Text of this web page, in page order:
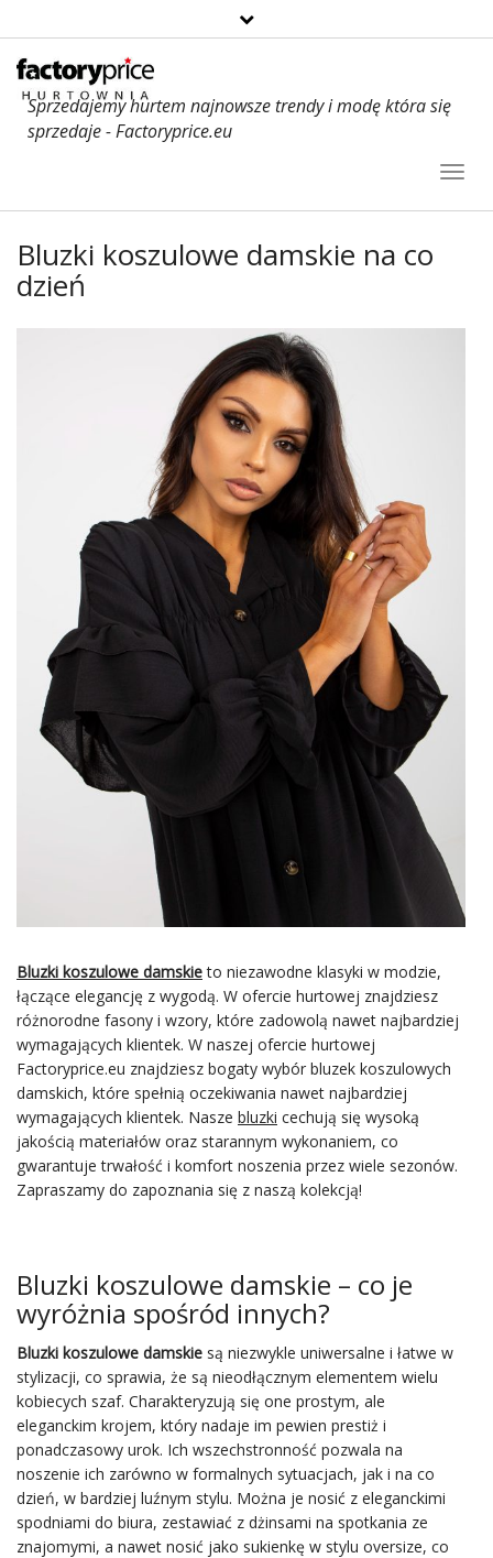
Sprzedajemy hurtem najnowsze trendy i modę która się
sprzedaje - Factoryprice.eu
Bluzki koszulowe damskie na co
dzień
Bluzki koszulowe damskieto niezawodne klasyki w modzie,
łączące elegancję z wygodą. W ofercie hurtowej znajdziesz
różnorodne fasony i wzory, które zadowolą nawet najbardziej
wymagających klientek. W naszej ofercie hurtowej
Factoryprice.eu znajdziesz bogaty wybór bluzek koszulowych
damskich, które spełnią oczekiwania nawet najbardziej
wymagających klientek. Nasze bluzki cechują się wysoką
jakością materiałów oraz starannym wykonaniem, co
gwarantuje trwałość i komfort noszenia przez wiele sezonów.
Zapraszamy do zapoznania się z naszą kolekcją!
Bluzki koszulowe damskie – co je
wyróżnia spośród innych?
Bluzki koszulowe damskie są niezwykle uniwersalne i łatwe w
stylizacji, co sprawia, że są nieodłącznym elementem wielu
kobiecych szaf. Charakteryzują się one prostym, ale
eleganckim krojem, który nadaje im pewien prestiż i
ponadczasowy urok. Ich wszechstronność pozwala na
noszenie ich zarówno w formalnych sytuacjach, jak i na co
dzień, w bardziej luźnym stylu. Można je nosić z eleganckimi
spodniami do biura, zestawiać z dżinsami na spotkania ze
znajomymi, a nawet nosić jako sukienkę w stylu oversize, co